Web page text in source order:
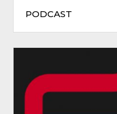
PODCAST